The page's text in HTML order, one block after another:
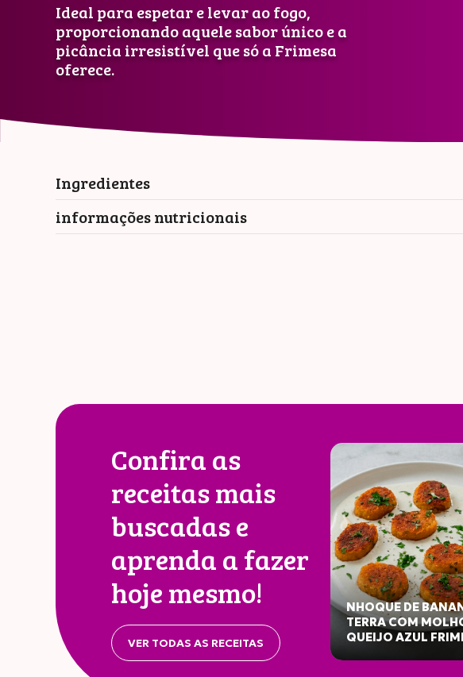
Ideal para espetar e levar ao fogo,
proporcionando aquele sabor único e a
picância irresistível que só a Frimesa
oferece.
Ingredientes
informações nutricionais
Confira as
receitas mais
buscadas e
aprenda a fazer
hoje mesmo!
VER TODAS AS RECEITAS
NHOQUE DE
TERRA COM
QUEIJO AZUL
Valor
Energético